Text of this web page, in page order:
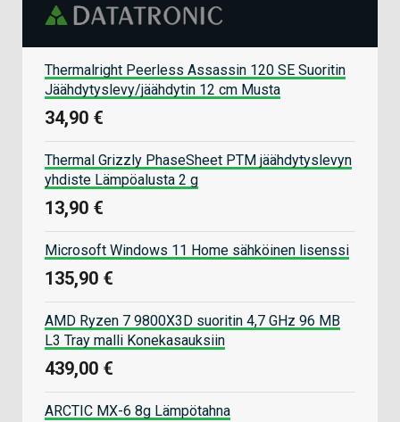
Thermalright Peerless Assassin 120 SE Suoritin
Jäähdytyslevy/jäähdytin 12 cm Musta
34,90 €
Thermal Grizzly PhaseSheet PTM jäähdytyslevyn
yhdiste Lämpöalusta 2 g
13,90 €
Microsoft Windows 11 Home sähköinen lisenssi
135,90 €
AMD Ryzen 7 9800X3D suoritin 4,7 GHz 96 MB
L3 Tray malli Konekasauksiin
439,00 €
ARCTIC MX-6 8g Lämpötahna